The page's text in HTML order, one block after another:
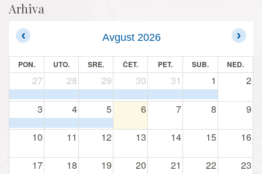
Arhiva
Avgust 2026
PON. UTO. SRE. ČET. PET. SUB. NED.
27 28 29 30 31 1 2
3 4 5 6 7 8 9
10 11 12 13 14 15 16
17 18 19 20 21 22 23